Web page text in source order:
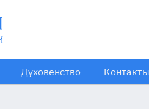
Духовенство Контакты